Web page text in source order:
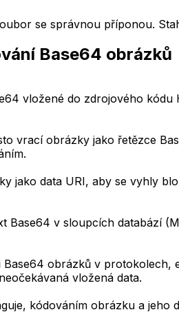
se správnou příponou.
Base64 obrázků
vložené do zdrojového
vrací obrázky jako řetězce
jako data URI, aby se vyhly
Base64 v sloupcích databází
Base64 obrázků v
vložená data.
kódováním obrázku a